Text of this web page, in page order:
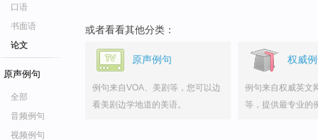
口语
书面语
论文
原声例句
全部
音频例句
视频例句
或者看看其他分类：
原声例句
例句来自VOA、美剧等，您可以边
看美剧边学地道的美语。
权威
例句来自权威英文
等，提供最专业的